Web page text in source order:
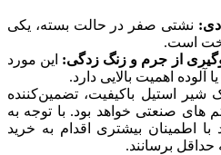
نشتی صفر در حالت بسته، یکی
است.
از جرم و زنگ ‌زدگی: این مورد
اهمیت بالایی دارد.
شیر استیل باکیفیت، تضمین‌کننده
های صنعتی خواهد بود. با توجه به
با اطمینان بیشتری اقدام به خرید
حداقل برسانند.